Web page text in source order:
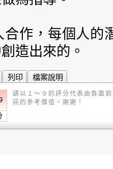
合作，每個人的
造出來的。
列印 檔案說明
請以１～９的評分代表由負面
訊的參考價值。謝謝！